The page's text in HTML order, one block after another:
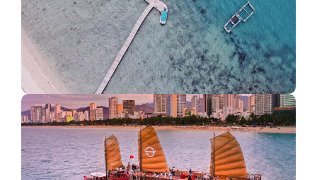
Du lịch Điệp Sơn - check-in con đường xuyên biển
đẹp…